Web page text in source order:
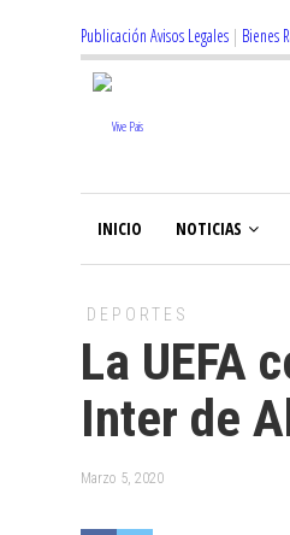
Publicación Avisos Legales | Bienes
INICIO NOTICIAS
DEPORTES
La UEFA
Inter de
Marzo 5, 2020